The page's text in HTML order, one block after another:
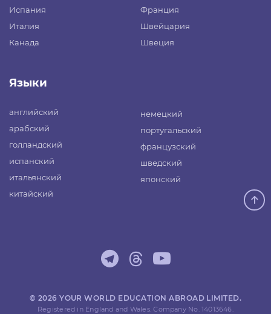
Испания
Италия
Канада
Франция
Швейцария
Швеция
Языки
английский
арабский
голландский
испанский
итальянский
китайский
немецкий
португальский
французский
шведский
японский
© 2026 YOUR WORLD EDUCATION ABROAD LIMITED.
Registered in England and Wales. Company No. 14013646.